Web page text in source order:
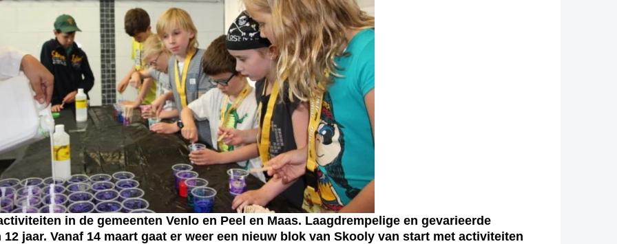
in de gemeenten Venlo en Peel en Maas. Laagdrempelige en gevarieerde
jaar. Vanaf 14 maart gaat er weer een nieuw blok van Skooly van start met activiteiten